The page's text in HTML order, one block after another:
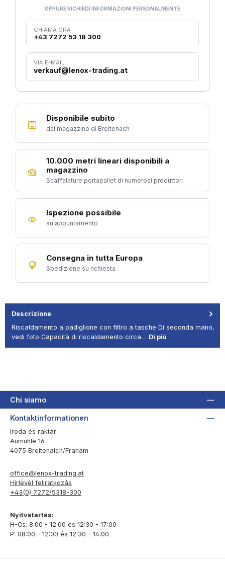
OPPURE RICHIEDI INFORMAZIONI PERSONALMENTE
CHIAMA ORA
+43 7272 53 18 300
VIA E-MAIL
verkauf@lenox-trading.at
Disponibile subito
dal magazzino di Breitenach
10.000 metri lineari disponibili a
magazzino
Scaffalature portapallet di numerosi produttori
Ispezione possibile
su appuntamento
Consegna in tutta Europa
Spedizione su richiesta
Descrizione
Riscaldamento a padiglione con filtro a tasche Di seconda mano,
vedi foto Capacità di riscaldamento circa… Di più
Chi siamo
Kontaktinformationen
Iroda és raktár:
Aumühle 16
4075 Breitenaich/Fraham
office@lenox-trading.at
Hírlevél feliratkozás
+43(0) 7272/5318-300
Nyitvatartás:
H-Cs: 8:00 - 12:00 és 12:30 - 17:00
P: 08:00 - 12:00 és 12:30 - 14:00